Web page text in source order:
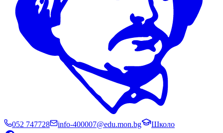
052 747728 info-400007@edu.mon.bg Школо